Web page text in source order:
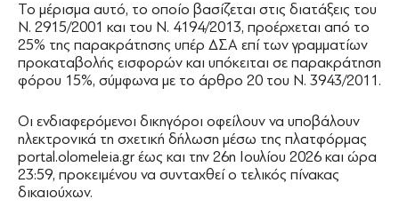
Το μέρισμα αυτό, το οποίο βασίζεται στις διατάξεις του
Ν. 2915/2001 και του Ν. 4194/2013, προέρχεται από το
25% της παρακράτησης υπέρ ΔΣΑ επί των γραμματίων
προκαταβολής εισφορών και υπόκειται σε παρακράτηση
φόρου 15%, σύμφωνα με το άρθρο 20 του Ν. 3943/2011.
Οι ενδιαφερόμενοι δικηγόροι οφείλουν να υποβάλουν
ηλεκτρονικά τη σχετική δήλωση μέσω της πλατφόρμας
portal.olomeleia.gr έως και την 26η Ιουλίου 2026 και ώρα
23:59, προκειμένου να συνταχθεί ο τελικός πίνακας
δικαιούχων.